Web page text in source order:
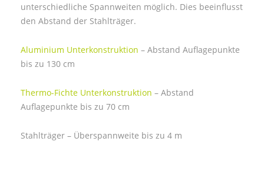
unterschiedliche Spannweiten möglich. Dies beeinflusst
den Abstand der Stahlträger.
Aluminium Unterkonstruktion – Abstand Auflagepunkte
bis zu 130 cm
Thermo-Fichte Unterkonstruktion – Abstand
Auflagepunkte bis zu 70 cm
Stahlträger – Überspannweite bis zu 4 m